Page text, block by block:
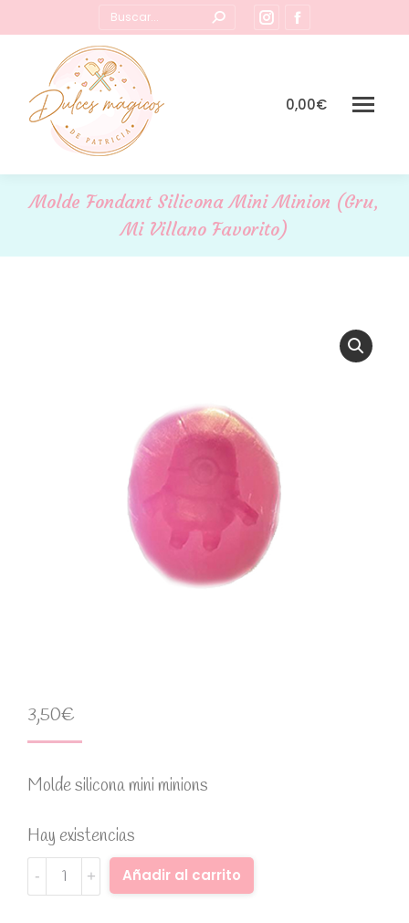
Buscar:
Instagram
page
new
page
in
0,00€
Molde Fondant Silicona Mini Minion (Gru,
Mi Villano Favorito)
3,50€
Molde silicona mini minions
Hay existencias
Molde
fondant
Añadir al carrito